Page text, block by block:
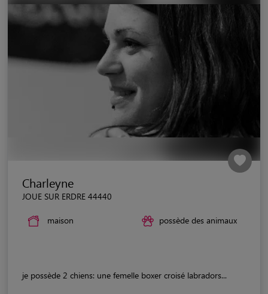
Charleyne
JOUE SUR ERDRE 44440
maison possède des animaux
je possède 2 chiens: une femelle boxer croisé labradors...